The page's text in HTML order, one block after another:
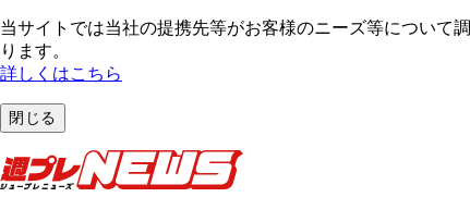
当サイトでは当社の提携先等がお客様のニーズ等について
ります。
詳しくはこちら
閉じる